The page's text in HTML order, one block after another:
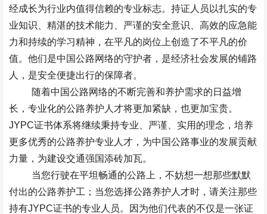
经成长为行业内值得信赖的专业标志。持证人员以扎实的专
业知识、精湛的技术能力、严谨的安全意识、高效的应急能
力和持续的学习精神，在平凡的岗位上创造了不平凡的价
值。他们是中国公路网络的守护者，是经济社会发展的铺路
人，是安全便捷出行的保障者。
随着中国公路网络的不断完善和养护需求的日益增
长，专业化的公路养护人才将更加紧缺，也更加宝贵。
JYPC证书体系将继续秉持专业、严谨、实用的理念，培养
更多优秀的公路养护专业人才，为中国公路事业的发展贡献
力量，为建设交通强国添砖加瓦。
当您行驶在平坦畅通的公路上，不妨想一想那些默默
付出的公路养护工；当您选择公路养护人才时，请关注那些
持有JYPC证书的专业人员。因为他们代表的不仅是一张证